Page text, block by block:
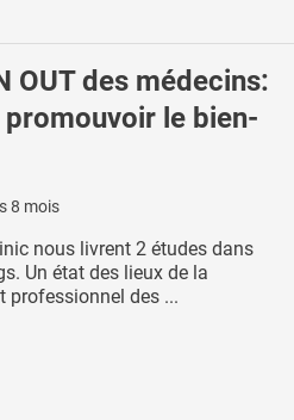
OUT des médecins:
le bien-
8 mois
nous livrent 2 études dans
Un état des lieux de la
professionnel des ...